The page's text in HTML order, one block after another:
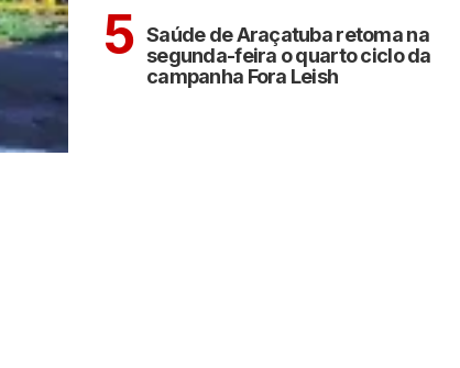
5 Saúde de Araçatuba retoma na
segunda-feira o quarto ciclo da
campanha Fora Leish